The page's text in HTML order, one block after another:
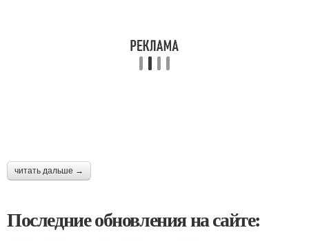
читать дальше →
Последние обновления на сайте: